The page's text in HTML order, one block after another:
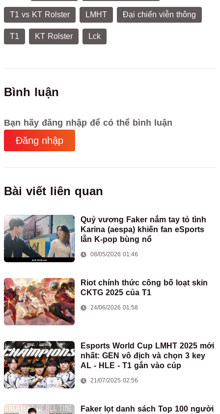
T1 vs KT Rolster LMHT Đại chiến viễn thông
T1 KT Rolster Lck
Bình luận
Bạn hãy đăng nhập để có thể bình luận
Đăng nhập
Bài viết liên quan
Quỷ vương Faker nắm tay tỏ tình
Karina (aespa) khiến fan eSports
lẫn K-pop bùng nổ
08/05/2026 01:46
Riot chính thức công bố loạt skin
CKTG 2025 của T1
24/06/2026 01:58
Esports World Cup LMHT 2025 mới
nhất: GEN vô địch và chọn 3 key
AL - HLE - T1 gắn vào cúp
21/07/2025 02:56
Faker lọt danh sách Top 100 người